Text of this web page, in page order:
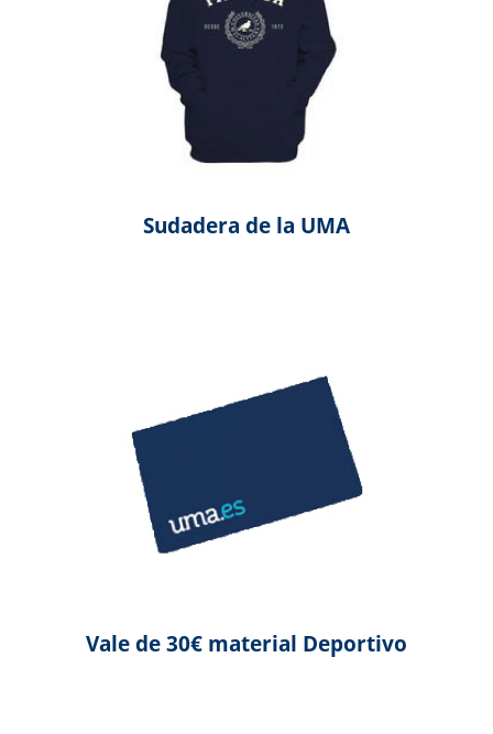
Sudadera de la UMA
Vale de 30€ material Deportivo